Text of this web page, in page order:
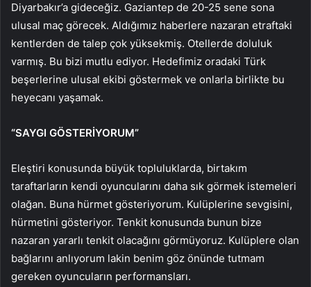
Diyarbakır’a gideceğiz. Gaziantep de 20-25 sene sona
ulusal maç görecek. Aldığımız haberlere nazaran etraftaki
kentlerden de talep çok yüksekmiş. Otellerde doluluk
varmış. Bu bizi mutlu ediyor. Hedefimiz oradaki Türk
beşerlerine ulusal ekibi göstermek ve onlarla birlikte bu
heyecanı yaşamak.
“SAYGI GÖSTERİYORUM”
Eleştiri konusunda büyük topluluklarda, birtakım
taraftarların kendi oyuncularını daha sık görmek istemeleri
olağan. Buna hürmet gösteriyorum. Kulüplerine sevgisini,
hürmetini gösteriyor. Tenkit konusunda bunun bize
nazaran yararlı tenkit olacağını görmüyoruz. Kulüplere olan
bağlarını anlıyorum lakin benim göz önünde tutmam
gereken oyuncuların performansları.